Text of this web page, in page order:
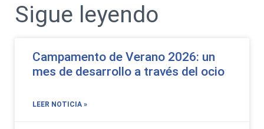
Sigue leyendo
Campamento de Verano 2026: un
mes de desarrollo a través del ocio
LEER NOTICIA »